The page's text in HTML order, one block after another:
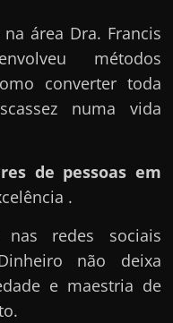
área Dra. Francis
métodos
converter toda
numa vida
de pessoas em
.
nas redes sociais
não deixa
e maestria de